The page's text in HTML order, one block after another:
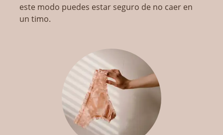
este modo puedes estar seguro de no caer en
un timo.